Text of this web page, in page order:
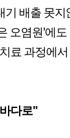
배출 못
오염원'에
료 과정에
다로"